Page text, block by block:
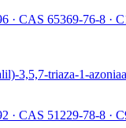
· CAS 65369-76-8 ·
3,5,7-triaza-1-
· CAS 51229-78-8 ·